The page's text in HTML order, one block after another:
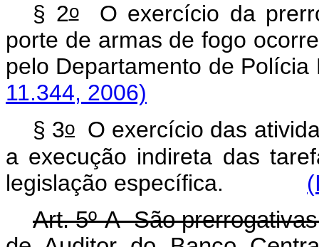
§ 2oO exercício da
porte de armas de fogo
pelo Departamento de
11.344, 2006)
§ 3oO exercício das
a execução indireta das
legislação específica.
Art. 5º-A São